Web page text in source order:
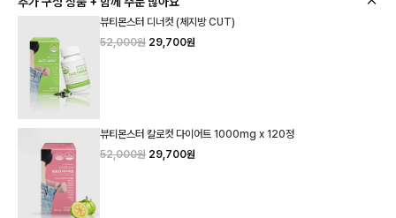
뷰티몬스터 디너컷 (체지방 CUT)
52,000원 29,700원
뷰티몬스터 칼로컷 다이어트 1000mg x 120정
52,000원 29,700원